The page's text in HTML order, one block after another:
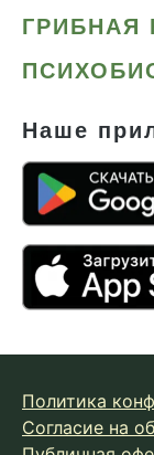
ГРИБНАЯ
Наше
Политика
Согласие на